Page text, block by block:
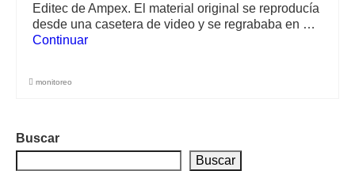
Editec de Ampex. El material original se reproducía
desde una casetera de video y se regrababa en …
Continuar
monitoreo
Buscar
Buscar